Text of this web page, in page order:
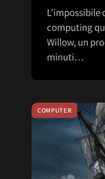
computing
Willow, un
minuti…
COMPUTER